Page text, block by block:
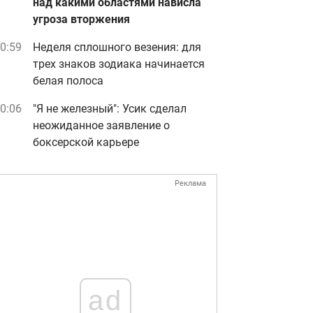
угроза вторжения
Неделя сплошного везения: для
трех знаков зодиака начинается
белая полоса
"Я не железный": Усик сделал
неожиданное заявление о
боксерской карьере
Реклама
ad